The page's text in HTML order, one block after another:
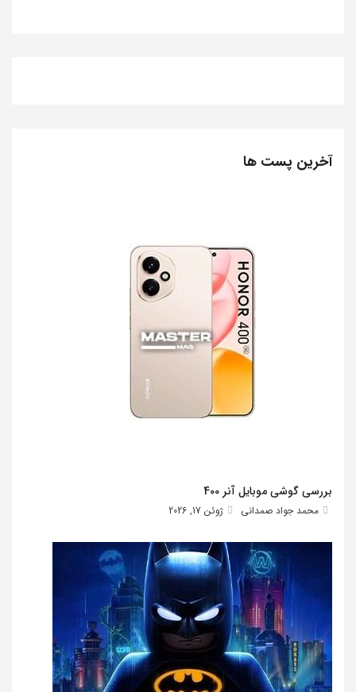
آخرین پست ها
بررسی گوشی موبایل آنر 400
محمد جواد صمدانی ژوئن 17, 2026